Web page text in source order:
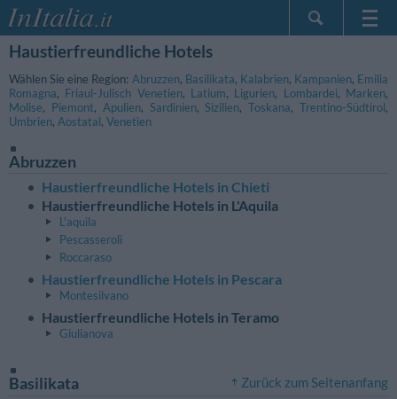
Meine
Reservierungen
Haustierfreundliche Hotels
Wählen Sie eine Region: Abruzzen, Basilikata, Kalabrien, Kampanien, Emilia
Romagna, Friaul-Julisch Venetien, Latium, Ligurien, Lombardei, Marken,
Molise, Piemont, Apulien, Sardinien,Sizilien,Toskana,Trentino-Südtirol,
Umbrien, Aostatal, Venetien
Abruzzen
Haustierfreundliche Hotels in Chieti
Haustierfreundliche Hotels in L'Aquila
L'aquila
Pescasseroli
Roccaraso
Haustierfreundliche Hotels in Pescara
Montesilvano
Haustierfreundliche Hotels in Teramo
Giulianova
Basilikata Zurück zum Seitenanfang